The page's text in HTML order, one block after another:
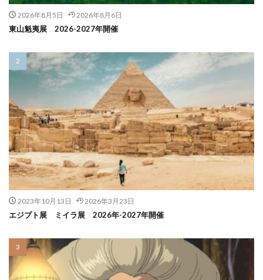
2026年8月5日 2026年8月6日
東山魁夷展 2026-2027年開催
2023年10月13日 2026年3月23日
エジプト展 ミイラ展 2026年-2027年開催